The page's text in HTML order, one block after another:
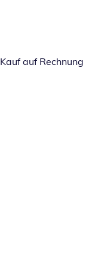
Kauf auf Rechnung